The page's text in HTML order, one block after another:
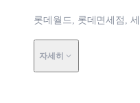
롯데월드, 롯데면세점,
자세히